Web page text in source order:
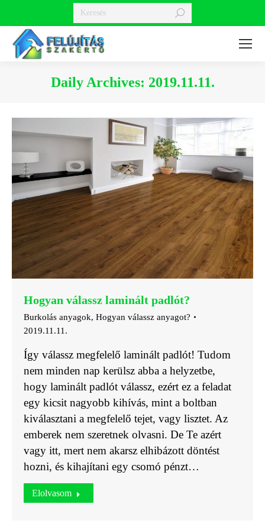
Search:
Daily Archives: 2019.11.11.
Hogyan válassz laminált padlót?
Burkolás anyagok, Hogyan válassz anyagot?
2019.11.11.
Így válassz megfelelő laminált padlót! Tudom
nem minden nap kerülsz abba a helyzetbe,
hogy laminált padlót válassz, ezért ez a feladat
egy kicsit nagyobb kihívás, mint a boltban
kiválasztani a megfelelő tejet, vagy lisztet. Az
emberek nem szeretnek olvasni. De Te azért
vagy itt, mert nem akarsz elhibázott döntést
hozni, és kihajítani egy csomó pénzt…
Elolvasom